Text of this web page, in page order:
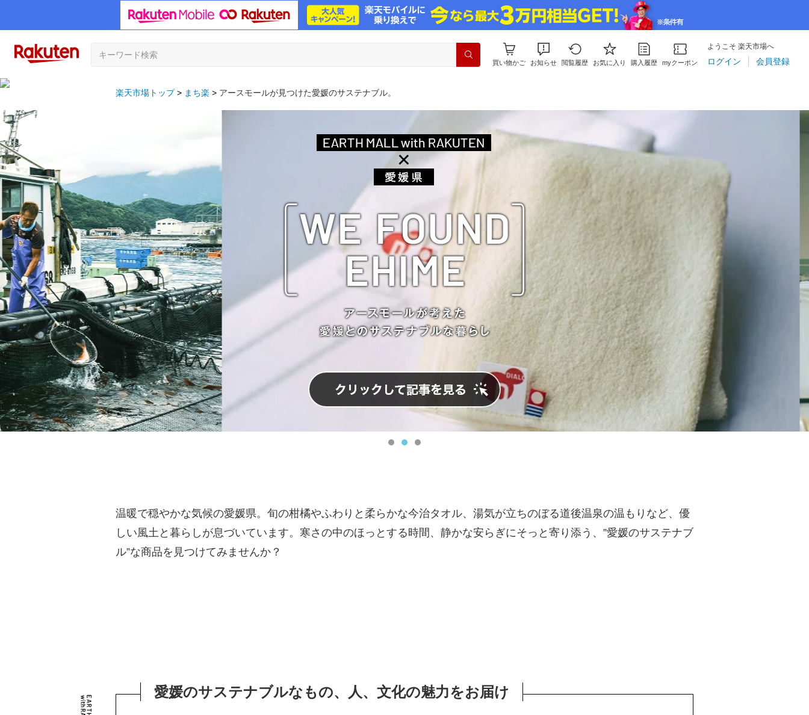
買い物かご お知らせ 閲覧履歴 お気に入り 購入履歴 myクーポン
ようこそ 楽天市場へ
ログイン 会員登録
楽天市場トップ まち楽 アースモールが見つけた愛媛のサステナブル。
温暖で穏やかな気候の愛媛県。旬の柑橘やふわりと柔らかな今治タオル、湯気が立ちのぼる道後温泉の温もりなど、優
しい風土と暮らしが息づいています。寒さの中のほっとする時間、静かな安らぎにそっと寄り添う、”愛媛のサステナブ
ル”な商品を見つけてみませんか？
愛媛のサステナブルなもの、人、文化の魅力をお届け